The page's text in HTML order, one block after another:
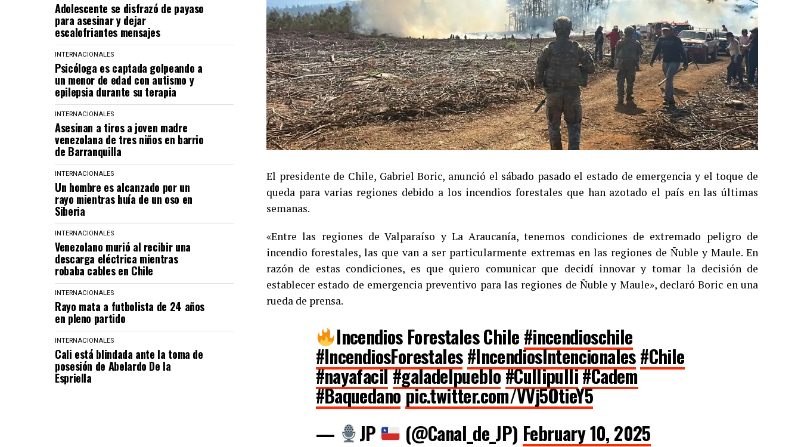
Adolescente se disfrazó de payaso
para asesinar y dejar
escalofriantes mensajes
INTERNACIONALES
Psicóloga es captada golpeando a
un menor de edad con autismo y
epilepsia durante su terapia
INTERNACIONALES
Asesinan a tiros a joven madre
venezolana de tres niños en barrio
de Barranquilla
INTERNACIONALES
Un hombre es alcanzado por un
rayo mientras huía de un oso en
Siberia
INTERNACIONALES
Venezolano murió al recibir una
descarga eléctrica mientras
robaba cables en Chile
INTERNACIONALES
Rayo mata a futbolista de 24 años
en pleno partido
INTERNACIONALES
Cali está blindada ante la toma de
posesión de Abelardo De la
Espriella
El presidente de Chile, Gabriel Boric, anunció el sábado pasado el estado de emergencia y el toque de
queda para varias regiones debido a los incendios forestales que han azotado el país en las últimas
semanas.
«Entre las regiones de Valparaíso y La Araucanía, tenemos condiciones de extremado peligro de
incendio forestales, las que van a ser particularmente extremas en las regiones de Ñuble y Maule. En
razón de estas condiciones, es que quiero comunicar que decidí innovar y tomar la decisión de
establecer estado de emergencia preventivo para las regiones de Ñuble y Maule», declaró Boric en una
rueda de prensa.
Incendios Forestales Chile #incendioschile
#IncendiosForestales#IncendiosIntencionales#Chile
#nayafacil#galadelpueblo#Cullipulli#Cadem
#Baquedanopic.twitter.com/VVj5OtieY5
—
JP (@Canal_de_JP) February 10, 2025